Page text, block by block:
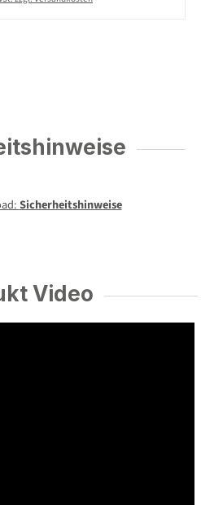
Sicherheitshinweise
Video